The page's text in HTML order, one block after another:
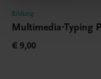
Bildung
Multimedia-Typing
€ 9,00